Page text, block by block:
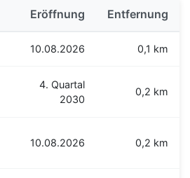
Eröffnung Entfernung
10.08.2026 0,1 km
4. Quartal
2030
0,2 km
10.08.2026 0,2 km